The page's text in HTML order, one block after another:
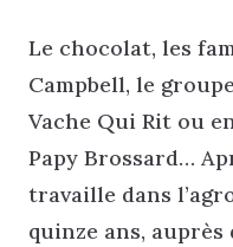
Le chocolat, les
Campbell, le
Vache Qui Rit ou
Papy Brossard…
travaille dans
quinze ans, auprès